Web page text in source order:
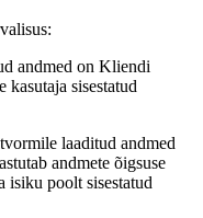
andmed on Kliendi
kasutaja sisestatud
laaditud andmed
andmete õigsuse
isiku poolt sisestatud